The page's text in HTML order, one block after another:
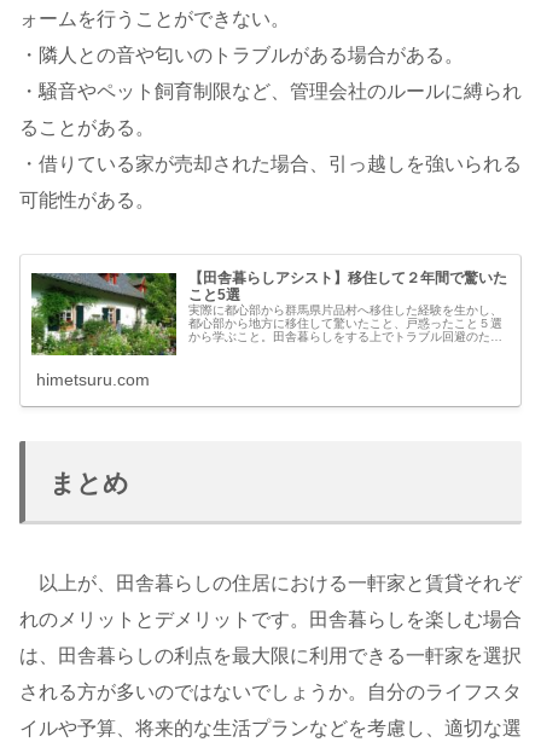
ォームを行うことができない。
・隣人との音や匂いのトラブルがある場合がある。
・騒音やペット飼育制限など、管理会社のルールに縛られ
ることがある。
・借りている家が売却された場合、引っ越しを強いられる
可能性がある。
【田舎暮らしアシスト】移住して２年間で驚いた
こと5選
実際に都心部から群馬県片品村へ移住した経験を生かし、
都心部から地方に移住して驚いたこと、戸惑ったこと５選
から学ぶこと。田舎暮らしをする上でトラブル回避のため
himetsuru.com
まとめ
以上が、田舎暮らしの住居における一軒家と賃貸それぞ
れのメリットとデメリットです。田舎暮らしを楽しむ場合
は、田舎暮らしの利点を最大限に利用できる一軒家を選択
される方が多いのではないでしょうか。自分のライフスタ
イルや予算、将来的な生活プランなどを考慮し、適切な選